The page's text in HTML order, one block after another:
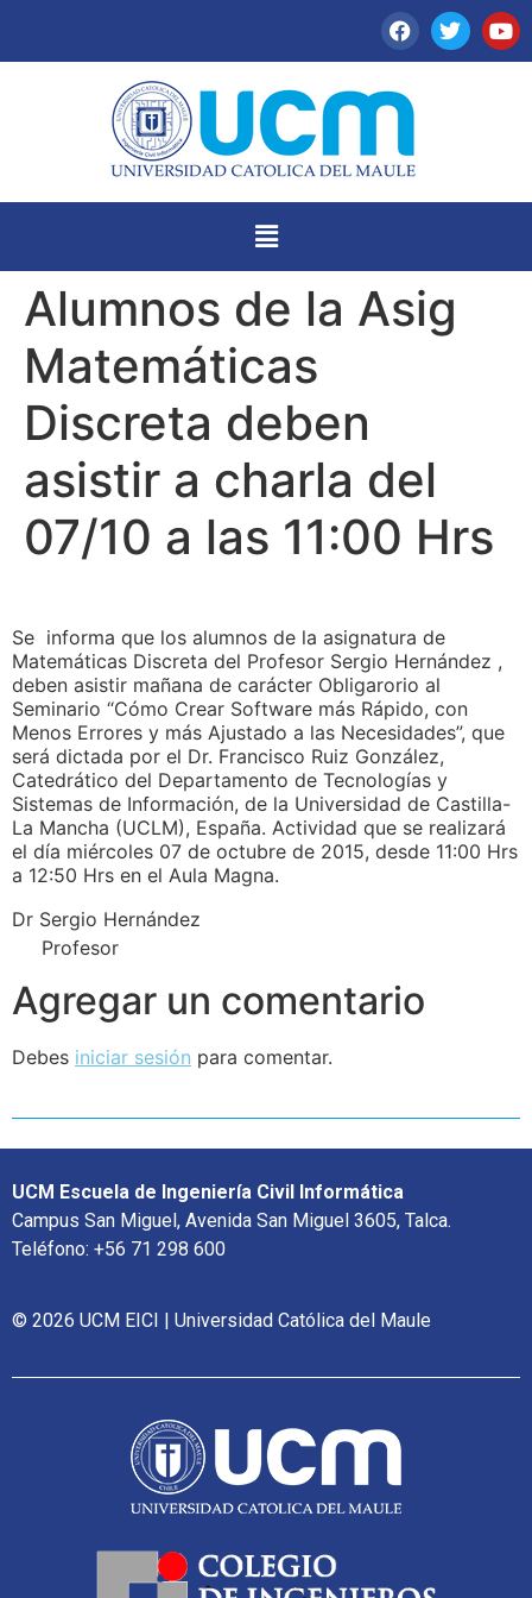
Alumnos de la Asig
Matemáticas
Discreta deben
asistir a charla del
07/10 a las 11:00 Hrs
Se informa que los alumnos de la asignatura de
Matemáticas Discreta del Profesor Sergio Hernández ,
deben asistir mañana de carácter Obligarorio al
Seminario “Cómo Crear Software más Rápido, con
Menos Errores y más Ajustado a las Necesidades”, que
será dictada por el Dr. Francisco Ruiz González,
Catedrático del Departamento de Tecnologías y
Sistemas de Información, de la Universidad de Castilla-
La Mancha (UCLM), España. Actividad que se realizará
el día miércoles 07 de octubre de 2015, desde 11:00 Hrs
a 12:50 Hrs en el Aula Magna.
Dr Sergio Hernández
Profesor
Agregar un comentario
Debes iniciar sesión para comentar.
UCM Escuela de Ingeniería Civil Informática
Campus San Miguel, Avenida San Miguel 3605, Talca.
Teléfono: +56 71 298 600
© 2026 UCM EICI | Universidad Católica del Maule